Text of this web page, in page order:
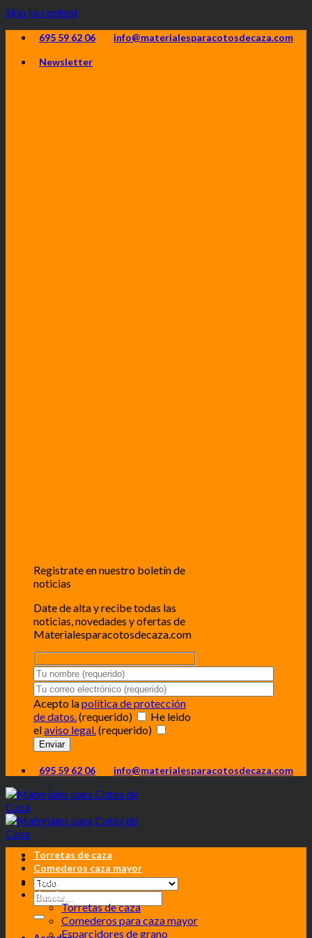
Skip to content
695 59 62 06 info@materialesparacotosdecaza.com
Newsletter
Registrate en nuestro boletín de
noticias
Date de alta y recibe todas las
noticias, novedades y ofertas de
Materialesparacotosdecaza.com
Acepto lapolítica de protección
de datos. (requerido)
He leido
elaviso legal. (requerido)
695 59 62 06 info@materialesparacotosdecaza.com
Torretas de caza
Comederos caza mayor
Esparcidores grano
tienda
Torretas de caza
Comederos para caza mayor
Esparcidores de grano